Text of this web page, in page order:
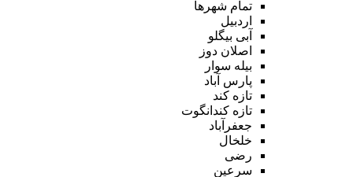
تمام شهر‌ها
اردبیل
آبی بیگلو
اصلان دوز
بیله سوار
پارس آباد
تازه کند
تازه کندانگوت
جعفرآباد
خلخال
رضی
سرعین